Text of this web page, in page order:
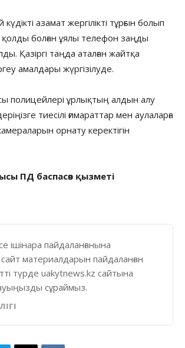
күдікті азамат жергілікті тұрғын болып
болған ұялы телефон заңды
Қазіргі таңда аталған жайтқа
амалдары жүргізілуде.
полицейлері ұрлықтың алдын алу
тиесілі ғимараттар мен аулаларға
орнату керектігін
ПД баспасөз қызметі
ішінара пайдаланғанына
материалдарын пайдаланған
түрде uakytnews.kz сайтына
сұраймыз.